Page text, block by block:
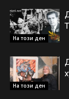
На този ден
На този ден